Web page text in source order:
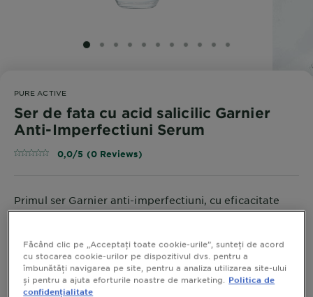
SLIDE 1
SLIDE 2
SLIDE 3
SLIDE 4
SLIDE 5
SLIDE 6
SLIDE 7
SLIDE 8
SLIDE 9
SLIDE 10
SLIDE 11
PURE ACTIVE
Ser de fata cu acid salicilic Garnier
Anti-Imperfectiuni Serum
0,0/5 (0 Reviews)
Primul ser Garnier anti-imperfectiuni, cu eficacitate
dovedita clinic, reduce cosurile in 7 zile.
CUMPARA ACUM
Făcând clic pe „Acceptați toate cookie-urile”, sunteți de acord
cu stocarea cookie-urilor pe dispozitivul dvs. pentru a
îmbunătăți navigarea pe site, pentru a analiza utilizarea site-ului
și pentru a ajuta eforturile noastre de marketing.
Politica de
confidențialitate